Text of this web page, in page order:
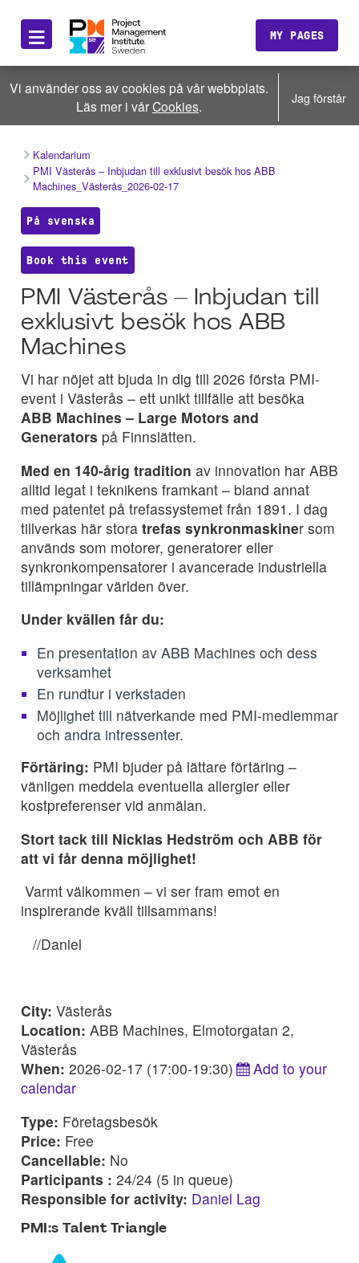
≡ MY PAGES
Vi använder oss av cookies på vår webbplats.
Läs mer i vårCookies. Jag förstår
Kalendarium
PMI Västerås – Inbjudan till exklusivt besök hos ABB
Machines_Västerås_2026-02-17
På svenska
Book this event
PMI Västerås – Inbjudan till
exklusivt besök hos ABB
Machines
Vi har nöjet att bjuda in dig till 2026 första PMI-
event i Västerås – ett unikt tillfälle att besöka
ABB Machines – Large Motors and
Generators på Finnslätten.
Med en 140-årig tradition av innovation har ABB
alltid legat i teknikens framkant – bland annat
med patentet på trefassystemet från 1891. I dag
tillverkas här stora trefas synkronmaskiner som
används som motorer, generatorer eller
synkronkompensatorer i avancerade industriella
tillämpningar världen över.
Under kvällen får du:
En presentation av ABB Machines och dess
verksamhet
En rundtur i verkstaden
Möjlighet till nätverkande med PMI-medlemmar
och andra intressenter.
Förtäring: PMI bjuder på lättare förtäring –
vänligen meddela eventuella allergier eller
kostpreferenser vid anmälan.
Stort tack till Nicklas Hedström och ABB för
att vi får denna möjlighet!
Varmt välkommen – vi ser fram emot en
inspirerande kväll tillsammans!
//Daniel
City: Västerås
Location: ABB Machines, Elmotorgatan 2,
Västerås
When: 2026-02-17 (17:00-19:30)
Add to your
calendar
Type: Företagsbesök
Price: Free
Cancellable: No
Participants : 24/24 (5 in queue)
Responsible for activity: Daniel Lag
PMI:s Talent Triangle